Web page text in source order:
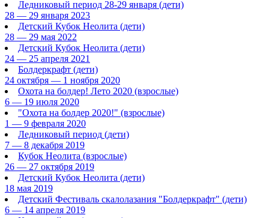
Ледниковый период 28-29 января (дети)
28 — 29 января 2023
Детский Кубок Неолита (дети)
28 — 29 мая 2022
Детский Кубок Неолита (дети)
24 — 25 апреля 2021
Болдеркрафт (дети)
24 октября — 1 ноября 2020
Охота на болдер! Лето 2020 (взрослые)
6 — 19 июля 2020
"Охота на болдер 2020!" (взрослые)
1 — 9 февраля 2020
Ледниковый период (дети)
7 — 8 декабря 2019
Кубок Неолита (взрослые)
26 — 27 октября 2019
Детский Кубок Неолита (дети)
18 мая 2019
Детский Фестиваль скалолазания "Болдеркрафт" (дети)
6 — 14 апреля 2019